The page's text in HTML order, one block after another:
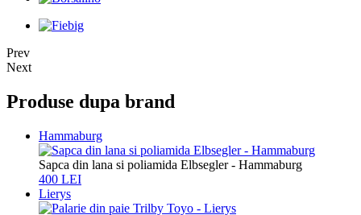
Prev
Next
Produse dupa brand
Hammaburg
Sapca din lana si poliamida Elbsegler - Hammaburg
400 LEI
Lierys